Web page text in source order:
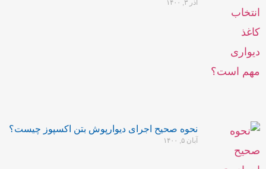
آذر ۳, ۱۴۰۰
نحوه صحیح اجرای دیوارپوش بتن اکسپوز چیست؟
آبان ۵, ۱۴۰۰